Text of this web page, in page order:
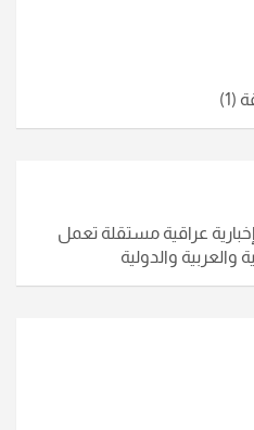
(1)
عراقية مستقلة تعمل
والعربية والدولية